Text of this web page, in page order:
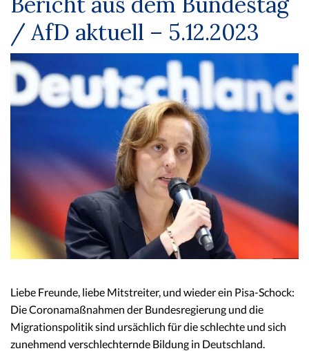
/ AfD aktuell – 5.12.2023
Liebe Freunde, liebe Mitstreiter, und wieder ein Pisa-Schock:
Die Coronamaßnahmen der Bundesregierung und die
Migrationspolitik sind ursächlich für die schlechte und sich
zunehmend verschlechternde Bildung in Deutschland.